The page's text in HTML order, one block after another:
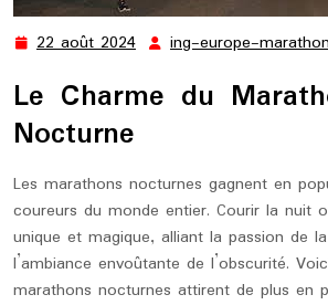
22 août 2024 22
2024
ing-europe-
Le Charme du
Nocturne
Les marathons nocturnes gagnent en
coureurs du monde entier. Courir la nuit
unique et magique, alliant la passion de
l’ambiance envoûtante de l’obscurité.
marathons nocturnes attirent de plus en